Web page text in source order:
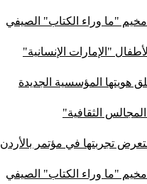
"ما وراء الكتاب" الصيفي
هويتها المؤسسية الجديدة
الثقافية"
تجربتها في مؤتمر بالأردن
"ما وراء الكتاب" الصيفي